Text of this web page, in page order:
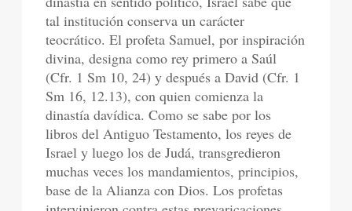
tal institución conserva un carácter
teocrático. El profeta Samuel, por inspiración
divina, designa como rey primero a Saúl
(Cfr. 1 Sm 10, 24) y después a David (Cfr. 1
Sm 16, 12.13), con quien comienza la
dinastía davídica. Como se sabe por los
libros del Antiguo Testamento, los reyes de
Israel y luego los de Judá, transgredieron
muchas veces los mandamientos, principios,
base de la Alianza con Dios. Los profetas